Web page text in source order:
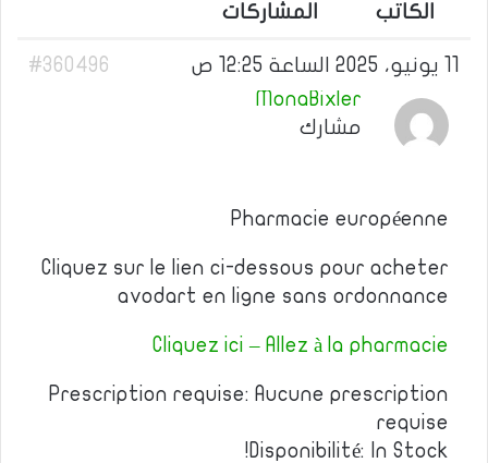
الكاتب المشاركات
#360496
MonaBixler
مشارك
Pharmacie européenne
Cliquez sur le lien ci-dessous pour acheter
avodart en ligne sans ordonnance
Cliquez ici – Allez à la pharmacie
Prescription requise: Aucune prescription
requise
Disponibilité: In Stock!